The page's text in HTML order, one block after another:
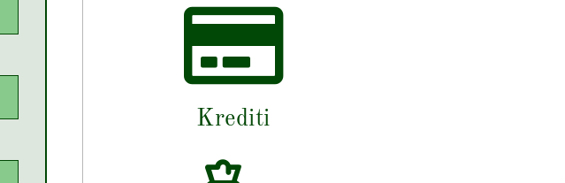
Krediti